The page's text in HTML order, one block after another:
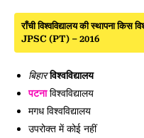
राँची विश्वविद्यालय की स्थापना
JPSC (PT) – 2016
बिहारविश्वविद्यालय
पटनाविश्वविद्यालय
मगध विश्वविद्यालय
उपरोक्त में कोई नहीं